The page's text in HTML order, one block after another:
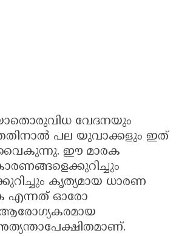
വേദനയും
പല യുവാക്കളും ഇത്
വൈകുന്നു. ഈ മാരക
കൃത്യമായ ധാരണ
എന്നത് ഓരോ